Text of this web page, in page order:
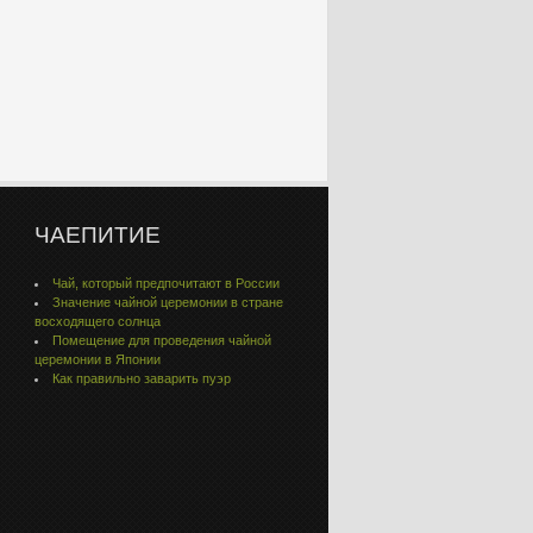
ЧАЕПИТИЕ
Чай, который предпочитают в России
Значение чайной церемонии в стране
восходящего солнца
Помещение для проведения чайной
церемонии в Японии
Как правильно заварить пуэр